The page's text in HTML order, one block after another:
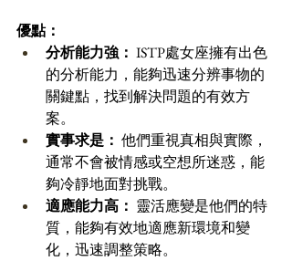
優點：
分析能力強： ISTP處女座擁有出色
的分析能力，能夠迅速分辨事物的
關鍵點，找到解決問題的有效方
案。
實事求是： 他們重視真相與實際，
通常不會被情感或空想所迷惑，能
夠冷靜地面對挑戰。
適應能力高： 靈活應變是他們的特
質，能夠有效地適應新環境和變
化，迅速調整策略。